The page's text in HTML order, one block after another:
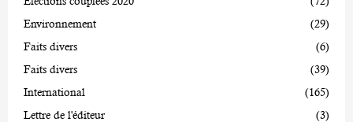
Environnement
(29)
Faits divers
(6)
Faits divers
(39)
International
(165)
Lettre de l'éditeur
(3)